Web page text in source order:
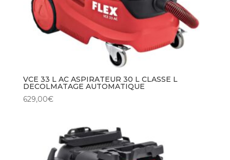
VCE 33 L AC ASPIRATEUR 30 L CLASSE L
DECOLMATAGE AUTOMATIQUE
629,00€